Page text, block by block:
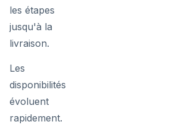
les étapes
jusqu'à la
livraison.
Les
disponibilités
évoluent
rapidement.